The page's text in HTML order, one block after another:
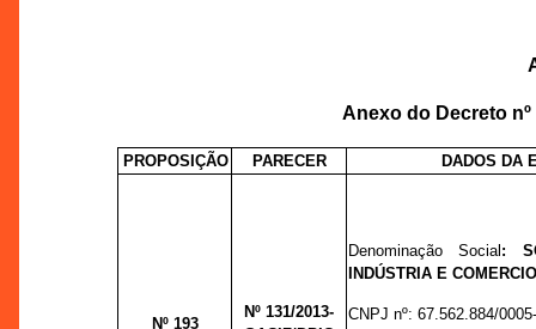
Anexo do Decreto
PROPOSIÇÃO PARECER DADOS DA
Nº 193
Nº 131/2013-
Denominação Social :
INDÚSTRIA E
CNPJ nº:67.562.884/